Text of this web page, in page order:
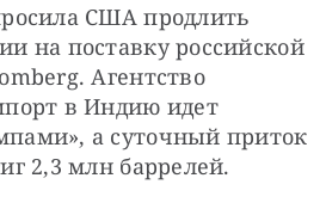
США продлить
на поставку российской
Агентство
в Индию идет
а суточный приток
2,3 млн баррелей.